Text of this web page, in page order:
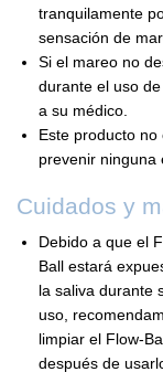
tranquilamente
sensación de
Si el mareo no
durante el uso
a su médico.
Este producto
prevenir ninguna
Cuidados y
Debido a que el
Ball estará
la saliva durante
uso,
limpiar el Flow-
después de